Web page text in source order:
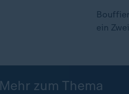
ein
Mehr zum Thema